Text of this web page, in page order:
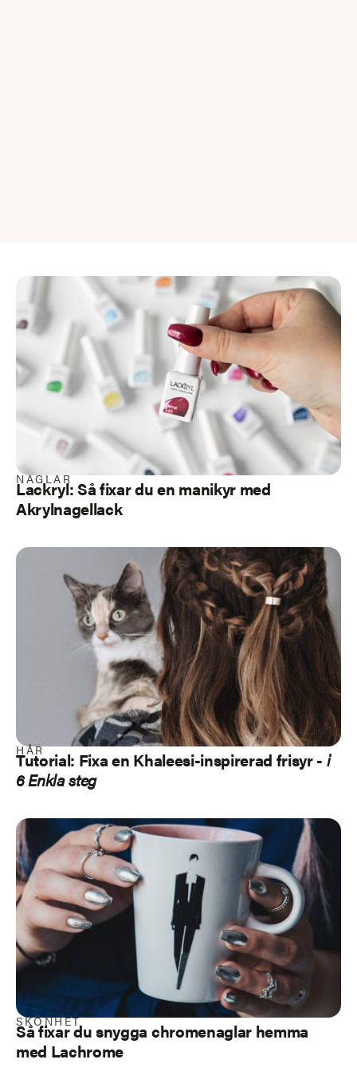
NAGLAR
Lackryl: Så fixar du en manikyr med
Akrylnagellack
HÅR
Tutorial: Fixa en Khaleesi-inspirerad frisyr - i
6 Enkla steg
SKÖNHET
Så fixar du snygga chromenaglar hemma
med Lachrome